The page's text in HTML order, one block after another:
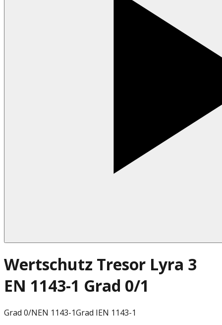
Wertschutz Tresor Lyra 3
EN 1143-1 Grad 0/1
Grad 0/NEN 1143-1Grad IEN 1143-1